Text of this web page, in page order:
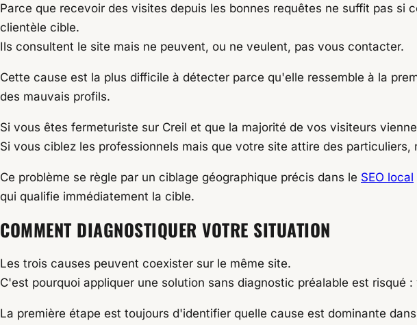
Parce que recevoir des visites depuis les bonnes requêtes ne suffit pas
clientèle cible.
Ils consultent le site mais ne peuvent, ou ne veulent, pas vous contacter.
Cette cause est la plus difficile à détecter parce qu'elle ressemble à la
des mauvais profils.
Si vous êtes fermeturiste sur Creil et que la majorité de vos visiteurs
Si vous ciblez les professionnels mais que votre site attire des particuliers,
Ce problème se règle par un ciblage géographique précis dans le SEO local
qui qualifie immédiatement la cible.
COMMENT DIAGNOSTIQUER VOTRE SITUATION
Les trois causes peuvent coexister sur le même site.
C'est pourquoi appliquer une solution sans diagnostic préalable est
La première étape est toujours d'identifier quelle cause est dominante